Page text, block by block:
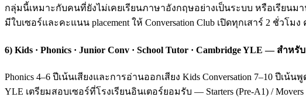
กลุ่มนี้เหมาะกับคนที่ยังไม่เคยเรียนภาษาอังกฤษอย่างเป็นระบบ หรือเรียน
มีใบเซอร์และคะแนน placement ให้ Conversation Club เปิดทุกเสาร์ 2 ชั่ว
6) Kids · Phonics · Junior Conv · School Tutor · Cambridge YLE — สำหรับ
Phonics 4–6 ปีเน้นเสียงและการอ่านออกเสียง Kids Conversation 7–10 ปีเน้น
YLE เตรียมสอบเซอร์ที่โรงเรียนอินเตอร์ยอมรับ — Starters (Pre-A1) /